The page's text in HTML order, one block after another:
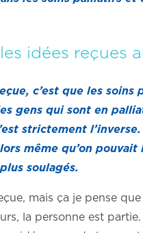
idées reçues
c’est que les
gens qui sont en
strictement
même qu’on
soulagés.
mais ça je pense
la personne est